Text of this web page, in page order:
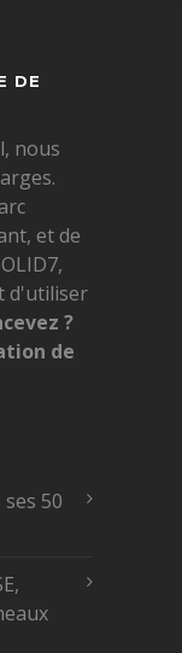
DE
nous
et de
d'utiliser
?
de
ses 50